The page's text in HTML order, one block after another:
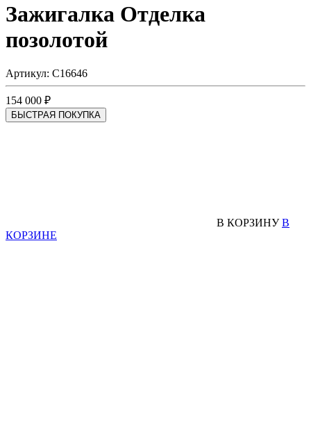
Зажигалка Отделка
позолотой
Артикул: C16646
154 000 ₽
БЫСТРАЯ ПОКУПКА
В КОРЗИНУ В
КОРЗИНЕ